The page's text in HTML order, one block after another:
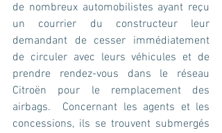
de nombreux automobilistes ayant reçu
un courrier du constructeur leur
demandant de cesser immédiatement
de circuler avec leurs véhicules et de
prendre rendez-vous dans le réseau
Citroën pour le remplacement des
airbags.
Concernant les agents et les
concessions, ils se trouvent submergés